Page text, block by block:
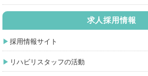
求人採用情報
採用情報サイト
リハビリスタッフの活動